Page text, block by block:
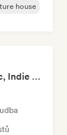
house
Pop Machine Mode 🤖 AI Music, Indie Pop & Dream Pop